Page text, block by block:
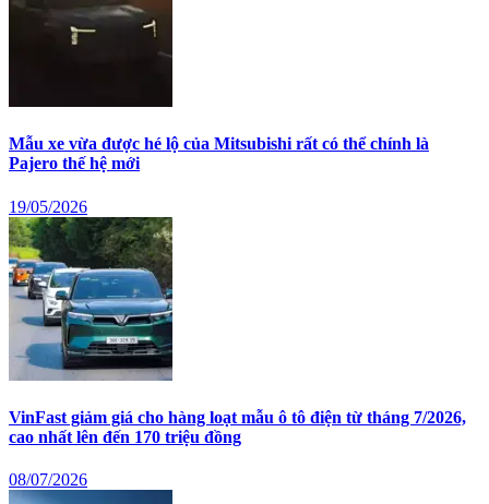
Mẫu xe vừa được hé lộ của Mitsubishi rất có thể chính là
Pajero thế hệ mới
19/05/2026
VinFast giảm giá cho hàng loạt mẫu ô tô điện từ tháng 7/2026,
cao nhất lên đến 170 triệu đồng
08/07/2026